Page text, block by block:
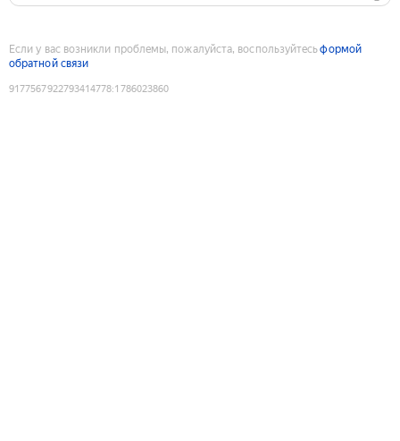
Если у вас возникли проблемы, пожалуйста, воспользуйтесьформой
обратной связи
9177567922793414778:1786023860